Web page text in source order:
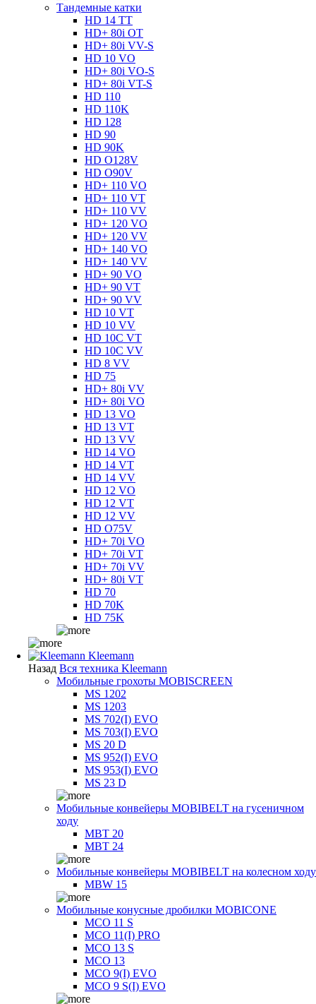
Тандемные катки
HD 14 TT
HD+ 80i OT
HD+ 80i VV-S
HD 10 VO
HD+ 80i VO-S
HD+ 80i VT-S
HD 110
HD 110K
HD 128
HD 90
HD 90K
HD O128V
HD O90V
HD+ 110 VO
HD+ 110 VT
HD+ 110 VV
HD+ 120 VO
HD+ 120 VV
HD+ 140 VO
HD+ 140 VV
HD+ 90 VO
HD+ 90 VT
HD+ 90 VV
HD 10 VT
HD 10 VV
HD 10C VT
HD 10C VV
HD 8 VV
HD 75
HD+ 80i VV
HD+ 80i VO
HD 13 VO
HD 13 VT
HD 13 VV
HD 14 VO
HD 14 VT
HD 14 VV
HD 12 VO
HD 12 VT
HD 12 VV
HD O75V
HD+ 70i VO
HD+ 70i VT
HD+ 70i VV
HD+ 80i VT
HD 70
HD 70K
HD 75K
Kleemann
Назад Вся техника Kleemann
Мобильные грохоты MOBISCREEN
MS 1202
MS 1203
MS 702(I) EVO
MS 703(I) EVO
MS 20 D
MS 952(I) EVO
MS 953(I) EVO
MS 23 D
Мобильные конвейеры MOBIBELT на гусеничном
ходу
MBT 20
MBT 24
Мобильные конвейеры MOBIBELT на колесном ходу
MBW 15
Мобильные конусные дробилки MOBICONE
MCO 11 S
MCO 11(I) PRO
MCO 13 S
MCO 13
MCO 9(I) EVO
MCO 9 S(I) EVO